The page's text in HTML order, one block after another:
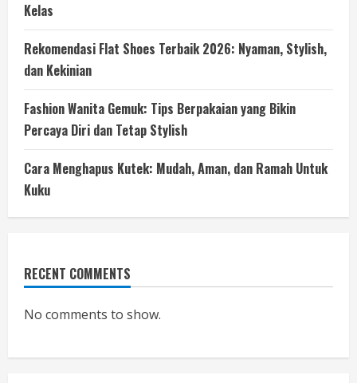
Kelas
Rekomendasi Flat Shoes Terbaik 2026: Nyaman, Stylish,
dan Kekinian
Fashion Wanita Gemuk: Tips Berpakaian yang Bikin
Percaya Diri dan Tetap Stylish
Cara Menghapus Kutek: Mudah, Aman, dan Ramah Untuk
Kuku
RECENT COMMENTS
No comments to show.